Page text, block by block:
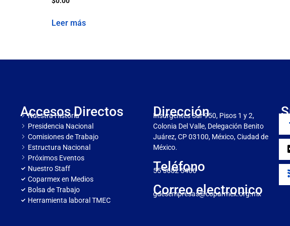
Leer más
Accesos Directos
Nuestra Historia
Presidencia Nacional
Comisiones de Trabajo
Estructura Nacional
Próximos Eventos
Nuestro Staff
Coparmex en Medios
Bolsa de Trabajo
Herramienta laboral TMEC
Dirección
Insurgentes Sur 950, Pisos 1 y 2,
Colonia Del Valle, Delegación Benito
Juárez, CP 03100, México, Ciudad de
México.
Teléfono
55 5682 5466
Correo electronico
gdesempresas@coparmex.org.mx